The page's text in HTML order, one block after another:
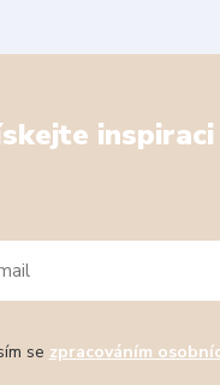
se zpracováním